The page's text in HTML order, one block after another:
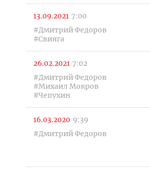
13.09.2021 7:00
#Дмитрий Федоров
#Свияга
26.02.2021 7:02
#Дмитрий Федоров
#Михаил Мокров
#Чепухин
16.03.2020 9:39
#Дмитрий Федоров